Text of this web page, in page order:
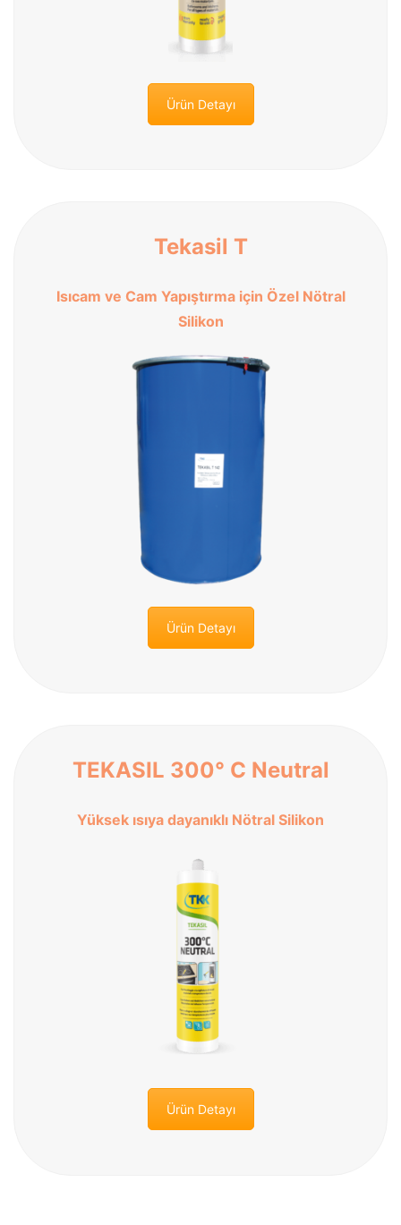
Ürün Detayı
Tekasil T
Isıcam ve Cam Yapıştırma için Özel Nötral
Silikon
Ürün Detayı
TEKASIL 300° C Neutral
Yüksek ısıya dayanıklı Nötral Silikon
Ürün Detayı